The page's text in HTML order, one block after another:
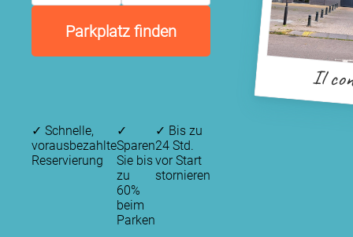
Parkplatz finden
Il
✓ Schnelle,
vorausbezahlte
Reservierung
✓
Sparen
Sie bis
zu
60%
beim
Parken
✓ Bis zu
24 Std.
vor Start
stornieren